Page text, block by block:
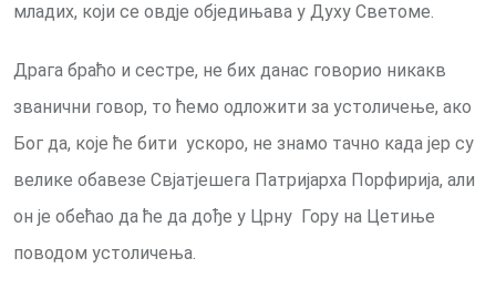
младих, који се овдје обједињава у Духу Светоме.
Драга браћо и сестре, не бих данас говорио никакв
званични говор, то ћемо одложити за устоличење, ако
Бог да, које ће бити ускоро, не знамо тачно када јер су
велике обавезе Свјатјешега Патријарха Порфирија, али
он је обећао да ће да дође у Црну Гору на Цетиње
поводом устоличења.